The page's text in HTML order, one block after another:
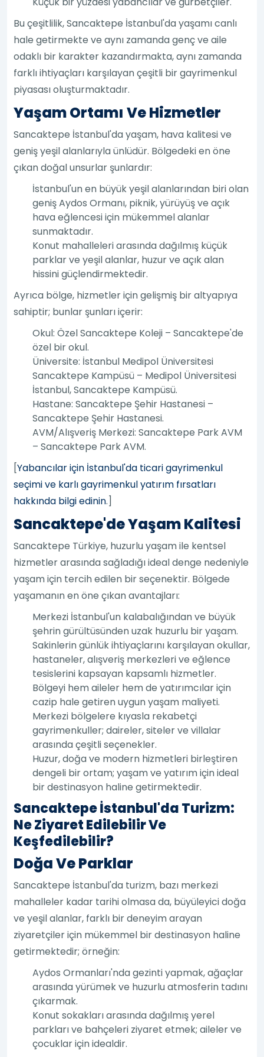
Bu çeşitlilik, Sancaktepe İstanbul'da yaşamı canlı
hale getirmekte ve aynı zamanda genç ve aile
odaklı bir karakter kazandırmakta, aynı zamanda
farklı ihtiyaçları karşılayan çeşitli bir gayrimenkul
piyasası oluşturmaktadır.
Yaşam Ortamı Ve Hizmetler
Sancaktepe İstanbul'da yaşam, hava kalitesi ve
geniş yeşil alanlarıyla ünlüdür. Bölgedeki en öne
çıkan doğal unsurlar şunlardır:
İstanbul'un en büyük yeşil alanlarından biri olan
geniş Aydos Ormanı, piknik, yürüyüş ve açık
hava eğlencesi için mükemmel alanlar
sunmaktadır.
Konut mahalleleri arasında dağılmış küçük
parklar ve yeşil alanlar, huzur ve açık alan
hissini güçlendirmektedir.
Ayrıca bölge, hizmetler için gelişmiş bir altyapıya
sahiptir; bunlar şunları içerir:
Okul: Özel Sancaktepe Koleji – Sancaktepe'de
özel bir okul.
Üniversite: İstanbul Medipol Üniversitesi
Sancaktepe Kampüsü – Medipol Üniversitesi
İstanbul, Sancaktepe Kampüsü.
Hastane: Sancaktepe Şehir Hastanesi –
Sancaktepe Şehir Hastanesi.
AVM/Alışveriş Merkezi: Sancaktepe Park AVM
– Sancaktepe Park AVM.
[Yabancılar için İstanbul'da ticari gayrimenkul
seçimi ve karlı gayrimenkul yatırım fırsatları
hakkında bilgi edinin.]
Sancaktepe'de Yaşam Kalitesi
Sancaktepe Türkiye, huzurlu yaşam ile kentsel
hizmetler arasında sağladığı ideal denge nedeniyle
yaşam için tercih edilen bir seçenektir. Bölgede
yaşamanın en öne çıkan avantajları:
Merkezi İstanbul'un kalabalığından ve büyük
şehrin gürültüsünden uzak huzurlu bir yaşam.
Sakinlerin günlük ihtiyaçlarını karşılayan okullar,
hastaneler, alışveriş merkezleri ve eğlence
tesislerini kapsayan kapsamlı hizmetler.
Bölgeyi hem aileler hem de yatırımcılar için
cazip hale getiren uygun yaşam maliyeti.
Merkezi bölgelere kıyasla rekabetçi
gayrimenkuller; daireler, siteler ve villalar
arasında çeşitli seçenekler.
Huzur, doğa ve modern hizmetleri birleştiren
dengeli bir ortam; yaşam ve yatırım için ideal
bir destinasyon haline getirmektedir.
Sancaktepe İstanbul'da Turizm:
Ne Ziyaret Edilebilir Ve
Keşfedilebilir?
Doğa Ve Parklar
Sancaktepe İstanbul'da turizm, bazı merkezi
mahalleler kadar tarihi olmasa da, büyüleyici doğa
ve yeşil alanlar, farklı bir deneyim arayan
ziyaretçiler için mükemmel bir destinasyon haline
getirmektedir; örneğin:
Aydos Ormanları'nda gezinti yapmak, ağaçlar
arasında yürümek ve huzurlu atmosferin tadını
çıkarmak.
Konut sokakları arasında dağılmış yerel
parkları ve bahçeleri ziyaret etmek; aileler ve
çocuklar için idealdir.